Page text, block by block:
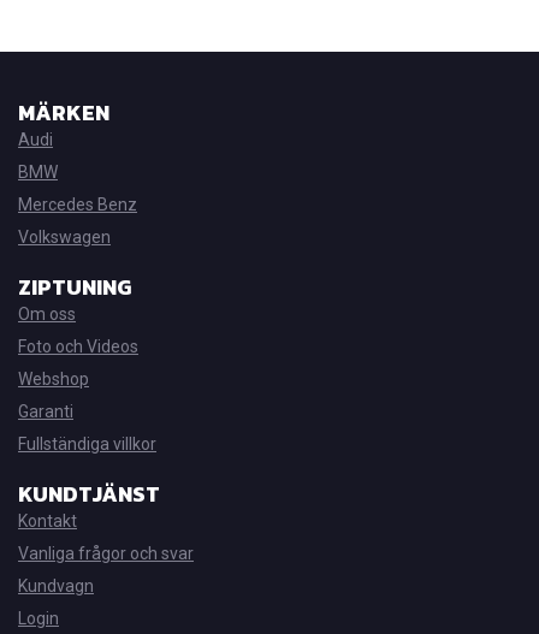
MÄRKEN
Audi
BMW
Mercedes Benz
Volkswagen
ZIPTUNING
Om oss
Foto och Videos
Webshop
Garanti
Fullständiga villkor
KUNDTJÄNST
Kontakt
Vanliga frågor och svar
Kundvagn
Login